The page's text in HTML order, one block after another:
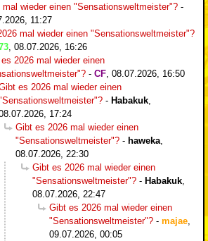
wieder einen "Sensationsweltmeister"? -
11:27
mal wieder einen "Sensationsweltmeister"?
08.07.2026, 16:26
2026 mal wieder einen
- CF 08.07.2026, 16:50
es 2026 mal wieder einen
- Habakuk
17:24
Gibt es 2026 mal wieder einen
"Sensationsweltmeister"? - haweka
08.07.2026, 22:30
Gibt es 2026 mal wieder einen
"Sensationsweltmeister"? - Habakuk
08.07.2026, 22:47
Gibt es 2026 mal wieder einen
"Sensationsweltmeister"? - majae
09.07.2026, 00:05